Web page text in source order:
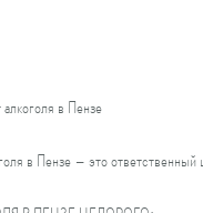
в Пензе
в Пензе – это